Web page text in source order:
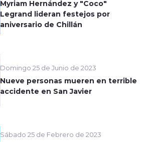
Myriam Hernández y "Coco"
Legrand lideran festejos por
aniversario de Chillán
Domingo 25 de Junio de 2023
Nueve personas mueren en terrible
accidente en San Javier
Sábado 25 de Febrero de 2023